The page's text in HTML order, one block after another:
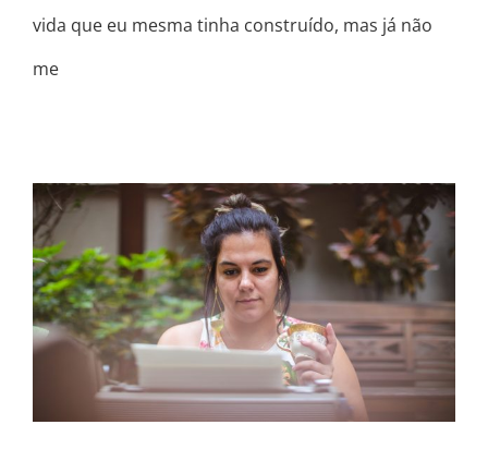
vida que eu mesma tinha construído, mas já não
me
SE ESSE ERA MEU SONHO, POR QUE
SINTO ESSA ANGÚSTIA?